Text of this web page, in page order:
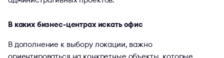
В каких бизнес-центрах искать офис
В дополнение к выбору локации, важно
ориентироваться на конкретные объекты, которые